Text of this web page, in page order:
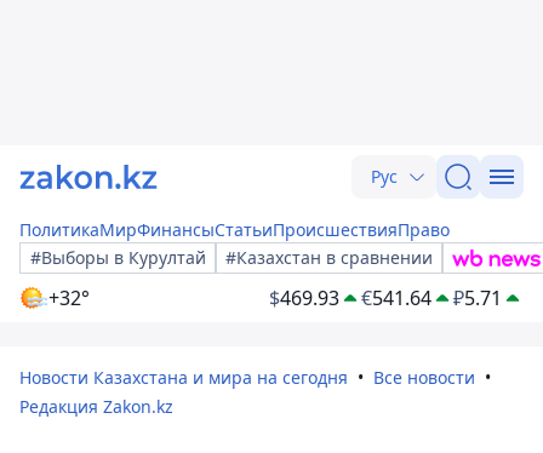
Рус
ПолитикаМирФинансыСтатьиПроисшествияПраво
#Выборы в Курултай
#Казахстан в сравнении
+32° $469.93 €541.64 ₽5.71
Новости Казахстана и мира на сегодня
Все новости
Редакция Zakon.kz